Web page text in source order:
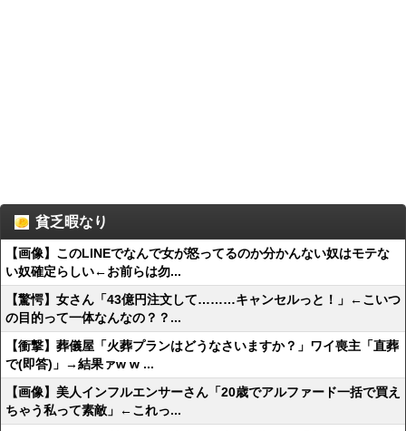
貧乏暇なり
【画像】このLINEでなんで女が怒ってるのか分かんない奴はモテな
い奴確定らしい←お前らは勿...
【驚愕】女さん「43億円注文して………キャンセルっと！」←こいつ
の目的って一体なんなの？？...
【衝撃】葬儀屋「火葬プランはどうなさいますか？」ワイ喪主「直葬
で(即答)」→結果ァw w ...
【画像】美人インフルエンサーさん「20歳でアルファード一括で買え
ちゃう私って素敵」←これっ...